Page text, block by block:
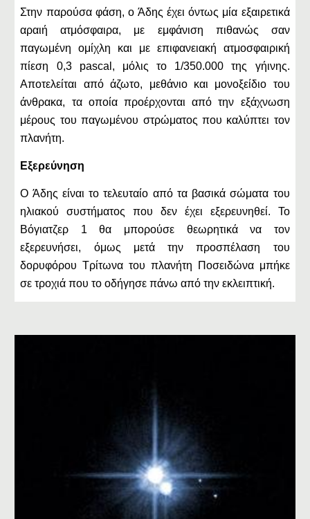
Στην παρούσα φάση, ο Άδης έχει όντως μία εξαιρετικά
αραιή ατμόσφαιρα, με εμφάνιση πιθανώς σαν
παγωμένη ομίχλη και με επιφανειακή ατμοσφαιρική
πίεση 0,3 pascal, μόλις το 1/350.000 της γήινης.
Αποτελείται από άζωτο, μεθάνιο και μονοξείδιο του
άνθρακα, τα οποία προέρχονται από την εξάχνωση
μέρους του παγωμένου στρώματος που καλύπτει τον
πλανήτη.
Εξερεύνηση
Ο Άδης είναι το τελευταίο από τα βασικά σώματα του
ηλιακού συστήματος που δεν έχει εξερευνηθεί. Το
Βόγιατζερ 1 θα μπορούσε θεωρητικά να τον
εξερευνήσει, όμως μετά την προσπέλαση του
δορυφόρου Τρίτωνα του πλανήτη Ποσειδώνα μπήκε
σε τροχιά που το οδήγησε πάνω από την εκλειπτική.